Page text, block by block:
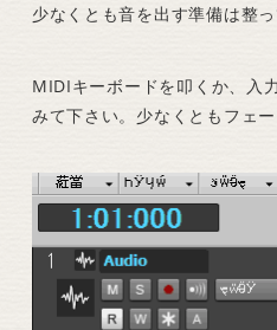
少なくとも音を出す準備は整っ
MIDIキーボードを叩くか、入
みて下さい。少なくともフェ